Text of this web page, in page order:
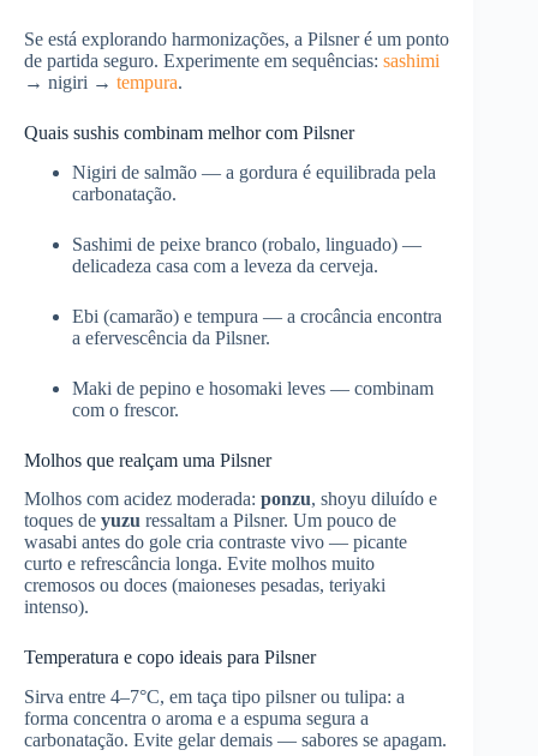
Se está explorando harmonizações, a Pilsner é um ponto
de partida seguro. Experimente em sequências: sashimi
→ nigiri → tempura.
Quais sushis combinam melhor com Pilsner
Nigiri de salmão — a gordura é equilibrada pela
carbonatação.
Sashimi de peixe branco (robalo, linguado) —
delicadeza casa com a leveza da cerveja.
Ebi (camarão) e tempura — a crocância encontra
a efervescência da Pilsner.
Maki de pepino e hosomaki leves — combinam
com o frescor.
Molhos que realçam uma Pilsner
Molhos com acidez moderada: ponzu, shoyu diluído e
toques de yuzu ressaltam a Pilsner. Um pouco de
wasabi antes do gole cria contraste vivo — picante
curto e refrescância longa. Evite molhos muito
cremosos ou doces (maioneses pesadas, teriyaki
intenso).
Temperatura e copo ideais para Pilsner
Sirva entre 4–7°C, em taça tipo pilsner ou tulipa: a
forma concentra o aroma e a espuma segura a
carbonatação. Evite gelar demais — sabores se apagam.